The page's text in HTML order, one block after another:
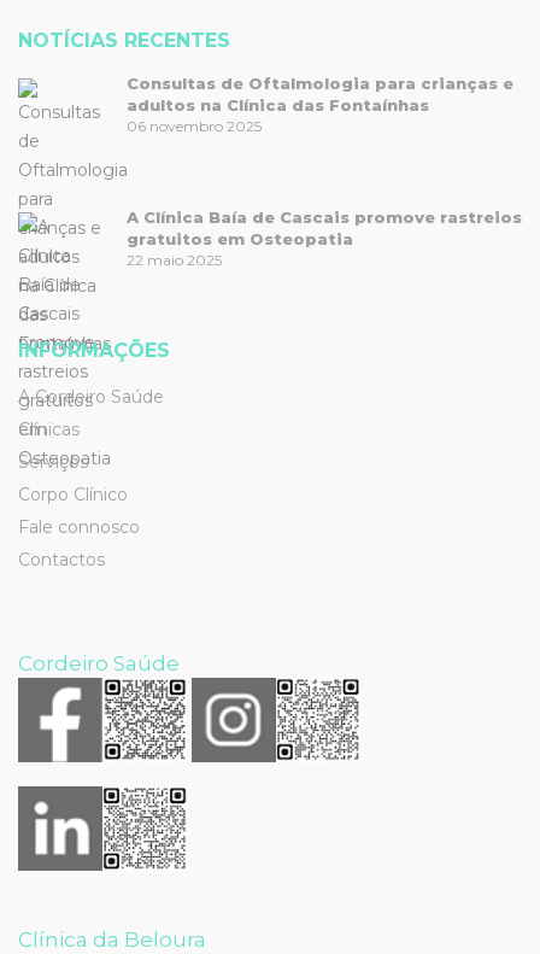
NOTÍCIAS RECENTES
Consultas de Oftalmologia para crianças e
adultos na Clínica das Fontaínhas
06 novembro 2025
A Clínica Baía de Cascais promove rastreios
gratuitos em Osteopatia
22 maio 2025
INFORMAÇÕES
A Cordeiro Saúde
Clínicas
Serviços
Corpo Clínico
Fale connosco
Contactos
Cordeiro Saúde
Clínica da Beloura